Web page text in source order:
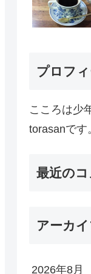
プロフ
こころは少
torasanです
最近のコ
アーカ
2026年8月